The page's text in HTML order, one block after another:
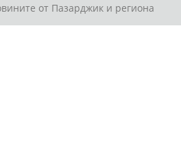
от Пазарджик и региона